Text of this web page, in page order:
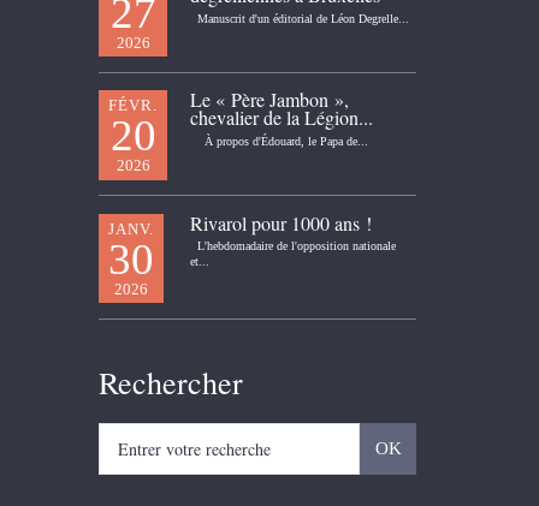
27
2026
Manuscrit d'un éditorial de Léon Degrelle...
FÉVR.
20
2026
Le « Père Jambon »,
chevalier de la Légion...
À propos d'Édouard, le Papa de...
JANV.
30
2026
Rivarol pour 1000 ans !
L'hebdomadaire de l'opposition nationale
et...
Rechercher